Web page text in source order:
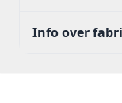
Info over